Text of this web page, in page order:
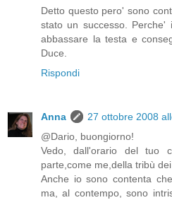
Detto questo pero' sono
stato un successo. Perche'
abbassare la testa e
Duce.
Rispondi
Anna
27 ottobre 2008
@Dario, buongiorno!
Vedo, dall'orario del tuo
parte,come me,della tribù
Anche io sono contenta
ma, al contempo, sono